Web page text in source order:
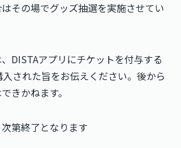
その場でグッズ抽選を実施させてい
DISTAアプリにチケットを付与する
された旨をお伝えください。後から
きかねます。
第終了となります